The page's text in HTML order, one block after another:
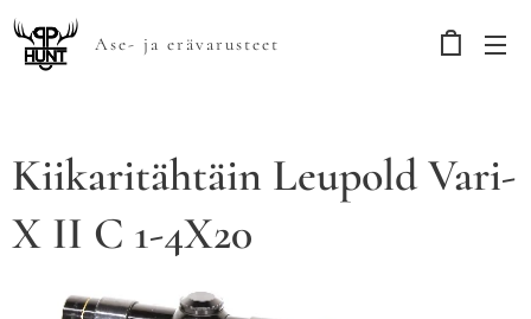
Ase- ja erävarusteet
Kiikaritähtäin Leupold Vari-
X II C 1-4X20